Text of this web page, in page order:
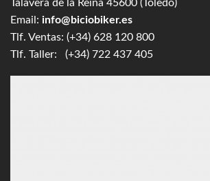
Talavera de la Reina 45600 (Toledo)
Email: info@biciobiker.es
Tlf. Ventas: (+34) 628 120 800
Tlf. Taller: (+34) 722 437 405